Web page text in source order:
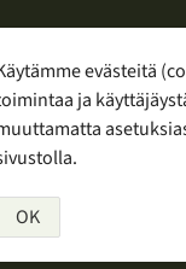
evästeitä
ja
OK